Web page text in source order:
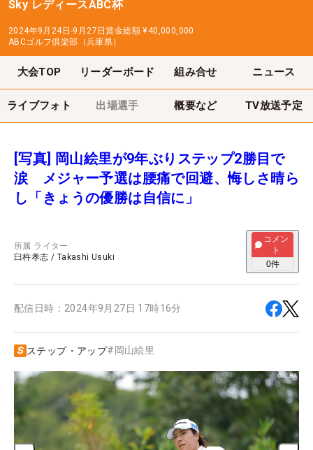
Sky レディースABC杯
2024年9月24日-9月27日賞金総額 ¥40,000,000
ABCゴルフ倶楽部（兵庫県）
大会TOP リーダーボード 組み合せ ニュース
ライブフォト 出場選手 概要など TV放送予定
[写真] 岡山絵里が9年ぶりステップ2勝目で
涙 メジャー予選は腰痛で回避、悔しさ晴ら
し「きょうの優勝は自信に」
所属 ライター
臼杵孝志 / Takashi Usuki
コメン
ト
0件
配信日時： 2024年9月27日 17時16分
ステップ・アップ# 岡山絵里